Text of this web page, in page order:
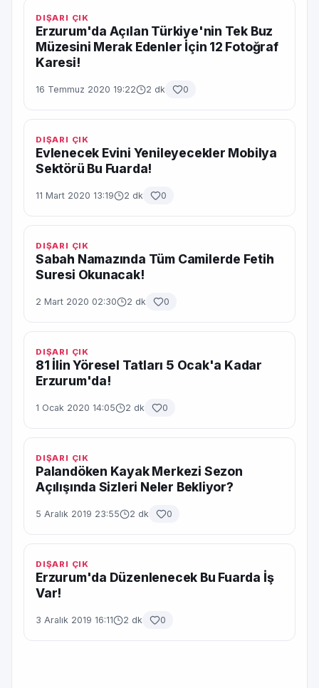
DIŞARI ÇIK
Erzurum'da Açılan Türkiye'nin Tek Buz
Müzesini Merak Edenler İçin 12 Fotoğraf
Karesi!
16 Temmuz 2020 19:22 2 dk 0
DIŞARI ÇIK
Evlenecek Evini Yenileyecekler Mobilya
Sektörü Bu Fuarda!
11 Mart 2020 13:19 2 dk 0
DIŞARI ÇIK
Sabah Namazında Tüm Camilerde Fetih
Suresi Okunacak!
2 Mart 2020 02:30 2 dk 0
DIŞARI ÇIK
81 İlin Yöresel Tatları 5 Ocak'a Kadar
Erzurum'da!
1 Ocak 2020 14:05 2 dk 0
DIŞARI ÇIK
Palandöken Kayak Merkezi Sezon
Açılışında Sizleri Neler Bekliyor?
5 Aralık 2019 23:55 2 dk 0
DIŞARI ÇIK
Erzurum'da Düzenlenecek Bu Fuarda İş
Var!
3 Aralık 2019 16:11 2 dk 0